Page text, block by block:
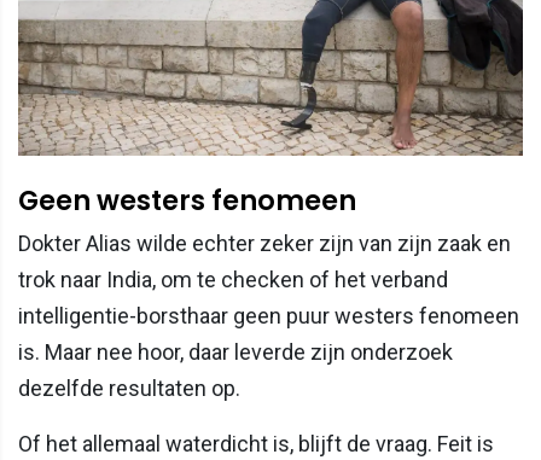
Geen westers fenomeen
Dokter Alias wilde echter zeker zijn van zijn zaak en
trok naar India, om te checken of het verband
intelligentie-borsthaar geen puur westers fenomeen
is. Maar nee hoor, daar leverde zijn onderzoek
dezelfde resultaten op.
Of het allemaal waterdicht is, blijft de vraag. Feit is